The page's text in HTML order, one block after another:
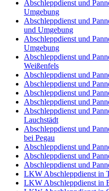
Abschleppdienst und
Umgebung
Abschleppdienst und
und Umgebung
Abschleppdienst und
Umgebung
Abschleppdienst und
Weißenfels
Abschleppdienst und
Abschleppdienst und
Abschleppdienst und
Abschleppdienst und
Abschleppdienst und
Lauchstädt
Abschleppdienst und
bei Pegau
Abschleppdienst und
Abschleppdienst und
Abschleppdienst und
LKW Abschleppdienst in
LKW Abschleppdienst in